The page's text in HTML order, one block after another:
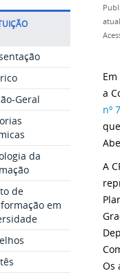
Geral
da
de
em
a
nº
A
Os